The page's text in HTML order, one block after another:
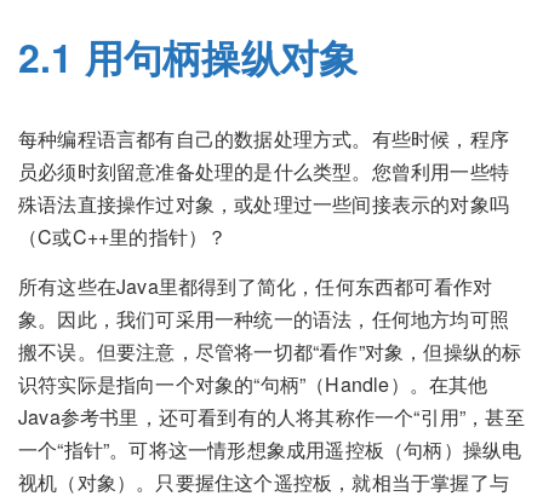
2.1 用句柄操纵对象
每种编程语言都有自己的数据处理方式。有些时候，程序
员必须时刻留意准备处理的是什么类型。您曾利用一些特
殊语法直接操作过对象，或处理过一些间接表示的对象吗
（C或C++里的指针）？
所有这些在Java里都得到了简化，任何东西都可看作对
象。因此，我们可采用一种统一的语法，任何地方均可照
搬不误。但要注意，尽管将一切都“看作”对象，但操纵的标
识符实际是指向一个对象的“句柄”（Handle）。在其他
Java参考书里，还可看到有的人将其称作一个“引用”，甚至
一个“指针”。可将这一情形想象成用遥控板（句柄）操纵电
视机（对象）。只要握住这个遥控板，就相当于掌握了与